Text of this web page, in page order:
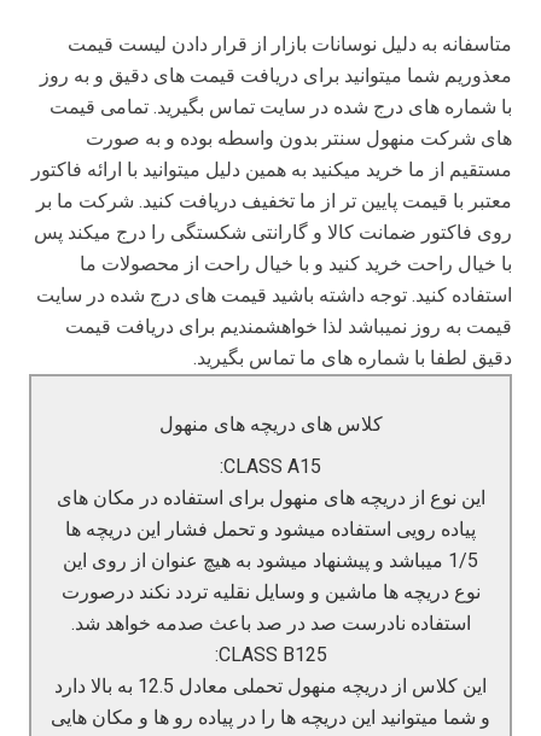
متاسفانه به دلیل نوسانات بازار از قرار دادن لیست قیمت
معذوریم شما میتوانید برای دریافت قیمت های دقیق و به روز
با شماره های درج شده در سایت تماس بگیرید. تمامی قیمت
های شرکت منهول سنتر بدون واسطه بوده و به صورت
مستقیم از ما خرید میکنید به همین دلیل میتوانید با ارائه فاکتور
معتبر با قیمت پایین تر از ما تخفیف دریافت کنید. شرکت ما بر
روی فاکتور ضمانت کالا و گارانتی شکستگی را درج میکند پس
با خیال راحت خرید کنید و با خیال راحت از محصولات ما
استفاده کنید. توجه داشته باشید قیمت های درج شده در سایت
قیمت به روز نمیباشد لذا خواهشمندیم برای دریافت قیمت
دقیق لطفا با شماره های ما تماس بگیرید.
کلاس های دریچه های منهول
CLASS A15:
این نوع از دریچه های منهول برای استفاده در مکان های
پیاده رویی استفاده میشود و تحمل فشار این دریچه ها
1/5 میباشد و پیشنهاد میشود به هیچ عنوان از روی این
نوع دریچه ها ماشین و وسایل نقلیه تردد نکند درصورت
استفاده نادرست صد در صد باعث صدمه خواهد شد.
CLASS B125:
این کلاس از دریچه منهول تحملی معادل 12.5 به بالا دارد
و شما میتوانید این دریچه ها را در پیاده رو ها و مکان هایی
کلاس های سفارشی
CLASS E600
این کلاس ها به صورت سفارشی تولید میشود بیشتر برای
مناطق فوق سنگین از این دریچه ها اسفتاده میشود و
تحمل وزن این دریچه ها 60 تن تعریف شده است که
انتظار میرود فشاری تا حدود 70 تن را تیز تحمل کند.
CLASS F900
این دریچه در جنس بسیار محدودی تولید میشود از مقاوم
ترین دریچه های تولید شده در جهان است و تحمل فشاری
تا 100 تن را دارد.